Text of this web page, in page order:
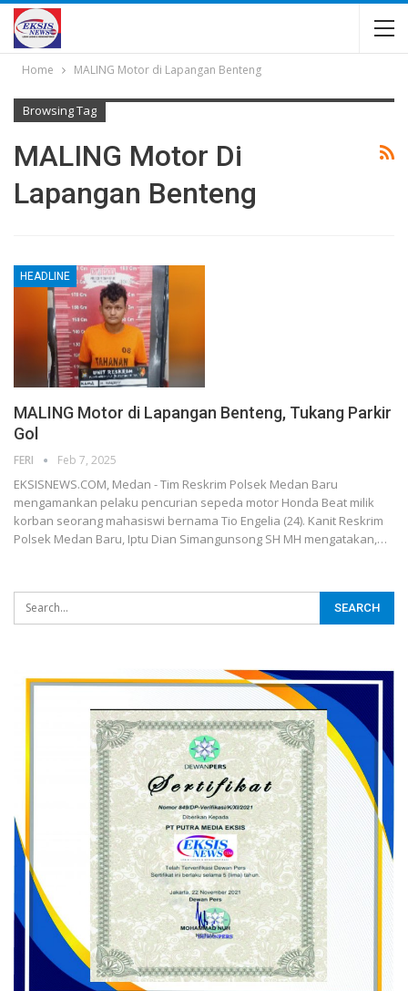
Home MALING Motor di Lapangan Benteng
Browsing Tag
MALING Motor Di
Lapangan Benteng
HEADLINE
MALING Motor di Lapangan Benteng, Tukang Parkir
Gol
FERI Feb 7, 2025
EKSISNEWS.COM, Medan - Tim Reskrim Polsek Medan Baru
mengamankan pelaku pencurian sepeda motor Honda Beat milik
korban seorang mahasiswi bernama Tio Engelia (24). Kanit Reskrim
Polsek Medan Baru, Iptu Dian Simangunsong SH MH mengatakan,…